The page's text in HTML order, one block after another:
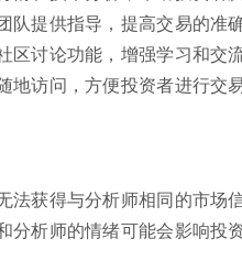
提供指导，提高交易的准
讨论功能，增强学习和交流
访问，方便投资者进行交易
获得与分析师相同的市场
分析师的情绪可能会影响投